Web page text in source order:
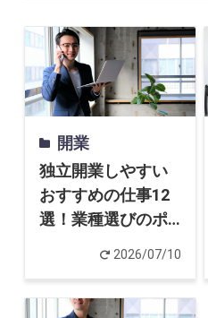
開業
副業
会社設立・法人化
会計
AI×起業
起業家インタビュー
開業
独立開業しやすい
おすすめの仕事12
選！業種選びのポ
2026/07/10